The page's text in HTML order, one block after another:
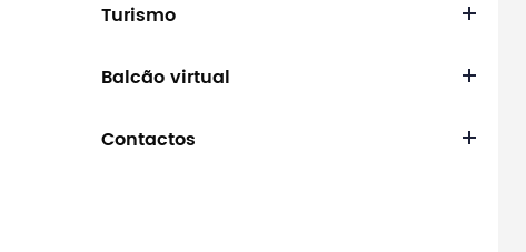
Turismo
Balcão virtual
Contactos